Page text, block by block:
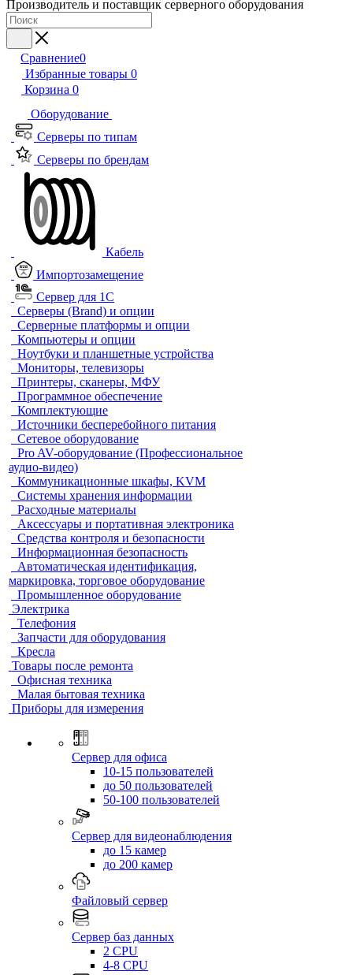
Производитель и поставщик серверного оборудования
Сравнение0
Избранные товары 0
Корзина 0
Оборудование
Серверы по типам
Серверы по брендам
Кабель
Импортозамещение
Сервер для 1С
Серверы (Brand) и опции
Серверные платформы и опции
Компьютеры и опции
Ноутбуки и планшетные устройства
Мониторы, телевизоры
Принтеры, сканеры, МФУ
Программное обеспечение
Комплектующие
Источники бесперебойного питания
Сетевое оборудование
Pro AV-оборудование (Профессиональное
аудио-видео)
Коммуникационные шкафы, KVM
Системы хранения информации
Расходные материалы
Аксессуары и портативная электроника
Средства контроля и безопасности
Информационная безопасность
Автоматическая идентификация,
маркировка, торговое оборудование
Промышленное оборудование
Электрика
Телефония
Запчасти для оборудования
Кресла
Товары после ремонта
Офисная техника
Малая бытовая техника
Приборы для измерения
Сервер для офиса
10-15 пользователей
до 50 пользователей
50-100 пользователей
Сервер для видеонаблюдения
до 15 камер
до 200 камер
Файловый сервер
Сервер баз данных
2 CPU
4-8 CPU